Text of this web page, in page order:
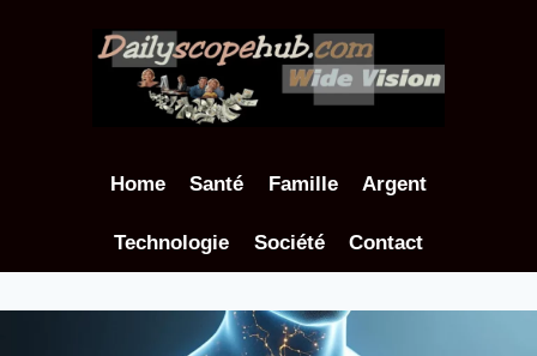
Home Santé Famille Argent
Technologie Société Contact